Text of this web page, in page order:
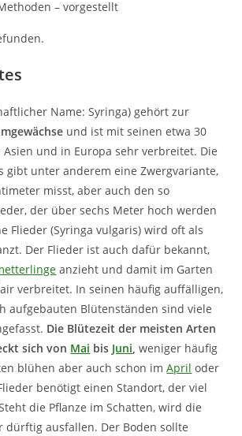
– vorgestellt
Name: Syringa) gehört zur
und ist mit seinen etwa 30
und in Europa sehr verbreitet. Die
gibt unter anderem eine Zwergvariante,
misst, aber auch den so
der über sechs Meter hoch werden
Flieder (Syringa vulgaris) wird oft als
Der Flieder ist auch dafür bekannt,
anzieht und damit im Garten
verbreitet. In seinen häufig auffälligen,
aufgebauten Blütenständen sind viele
Die Blütezeit der meisten Arten
sich von Mai bis Juni, weniger häufig
blühen aber auch schon imApril oder
benötigt einen Standort, der viel
die Pflanze im Schatten, wird die
dürftig ausfallen. Der Boden sollte